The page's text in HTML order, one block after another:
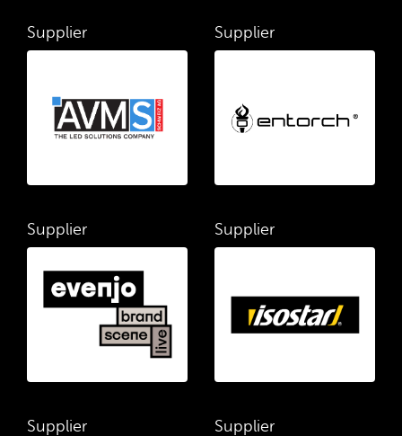
Supplier Supplier
Supplier Supplier
Supplier Supplier